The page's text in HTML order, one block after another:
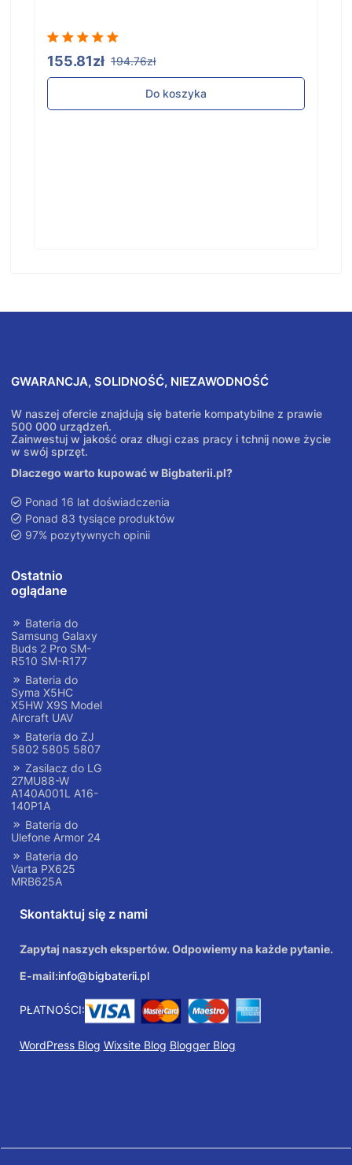
155.81zł 194.76zł
Do koszyka
GWARANCJA, SOLIDNOŚĆ, NIEZAWODNOŚĆ
W naszej ofercie znajdują się baterie kompatybilne z prawie
500 000 urządzeń.
Zainwestuj w jakość oraz długi czas pracy i tchnij nowe życie
w swój sprzęt.
Dlaczego warto kupować w Bigbaterii.pl?
Ponad 16 lat doświadczenia
Ponad 83 tysiące produktów
97% pozytywnych opinii
Ostatnio
oglądane
Bateria do
Samsung Galaxy
Buds 2 Pro SM-
R510 SM-R177
Bateria do
Syma X5HC
X5HW X9S Model
Aircraft UAV
Bateria do ZJ
5802 5805 5807
Zasilacz do LG
27MU88-W
A140A001L A16-
140P1A
Bateria do
Ulefone Armor 24
Bateria do
Varta PX625
MRB625A
Skontaktuj się z nami
Zapytaj naszych ekspertów. Odpowiemy na każde pytanie.
E-mail:info@bigbaterii.pl
PŁATNOŚCI:
WordPress Blog Wixsite Blog Blogger Blog